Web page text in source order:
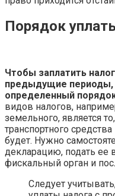
Порядок
Чтобы заплатить
предыдущие периоды,
определенный
видов налогов,
земельного, является
транспортного
будет. Нужно
декларацию, подать ее
фискальный орган и
Следует